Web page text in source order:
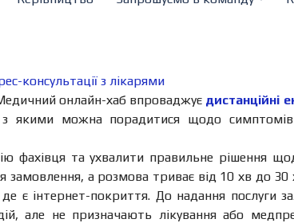
консультації з лікарями
Медичний онлайн-хаб впроваджує дистанційні
з якими можна порадитися щодо
та ухвалити правильне рішення
замовлення, а розмова триває від 10 хв до 30
інтернет-покриття. До надання послуги
але не призначають лікування або